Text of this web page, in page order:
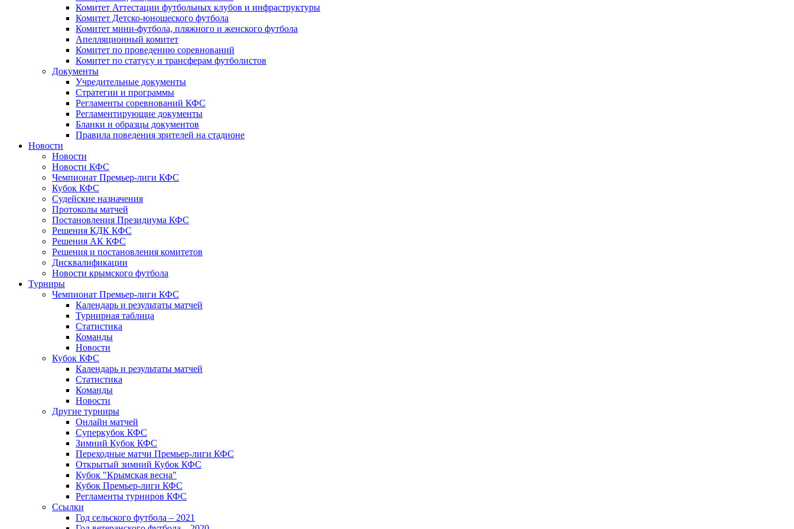
Комитет Аттестации футбольных клубов и инфраструктуры
Комитет Детско-юношеского футбола
Комитет мини-футбола, пляжного и женского футбола
Апелляционный комитет
Комитет по проведению соревнований
Комитет по статусу и трансферам футболистов
Документы
Учредительные документы
Стратегии и программы
Регламенты соревнований КФС
Регламентирующие документы
Бланки и образцы документов
Правила поведения зрителей на стадионе
Новости
Новости
Новости КФС
Чемпионат Премьер-лиги КФС
Кубок КФС
Судейские назначения
Протоколы матчей
Постановления Президиума КФС
Решения КДК КФС
Решения АК КФС
Решения и постановления комитетов
Дисквалификации
Новости крымского футбола
Турниры
Чемпионат Премьер-лиги КФС
Календарь и результаты матчей
Турнирная таблица
Статистика
Команды
Новости
Кубок КФС
Календарь и результаты матчей
Статистика
Команды
Новости
Другие турниры
Онлайн матчей
Суперкубок КФС
Зимний Кубок КФС
Переходные матчи Премьер-лиги КФС
Открытый зимний Кубок КФС
Кубок "Крымская весна"
Кубок Премьер-лиги КФС
Регламенты турниров КФС
Ссылки
Год сельского футбола – 2021